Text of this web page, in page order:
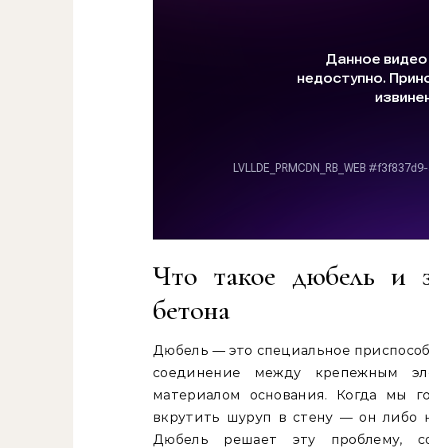
Что такое дюбель и
бетона
Дюбель — это специальное
соединение между крепежным
материалом основания. Когда мы
вкрутить шуруп в стену — он либо
Дюбель решает эту проблему,